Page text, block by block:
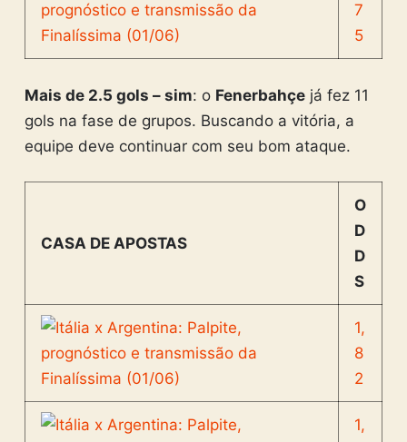
7
5
Mais de 2.5 gols – sim: o Fenerbahçejá fez 11
gols na fase de grupos. Buscando a vitória, a
equipe deve continuar com seu bom ataque.
CASA DE APOSTAS
O
D
D
S
1,
8
2
1,